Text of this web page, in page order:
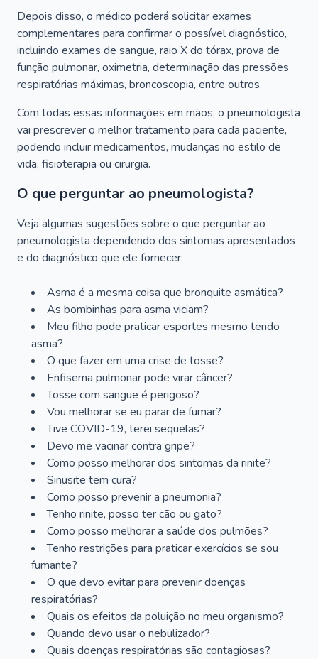
Depois disso, o médico poderá solicitar exames
complementares para confirmar o possível diagnóstico,
incluindo exames de sangue, raio X do tórax, prova de
função pulmonar, oximetria, determinação das pressões
respiratórias máximas, broncoscopia, entre outros.
Com todas essas informações em mãos, o pneumologista
vai prescrever o melhor tratamento para cada paciente,
podendo incluir medicamentos, mudanças no estilo de
vida, fisioterapia ou cirurgia.
O que perguntar ao pneumologista?
Veja algumas sugestões sobre o que perguntar ao
pneumologista dependendo dos sintomas apresentados
e do diagnóstico que ele fornecer:
Asma é a mesma coisa que bronquite asmática?
As bombinhas para asma viciam?
Meu filho pode praticar esportes mesmo tendo
asma?
O que fazer em uma crise de tosse?
Enfisema pulmonar pode virar câncer?
Tosse com sangue é perigoso?
Vou melhorar se eu parar de fumar?
Tive COVID-19, terei sequelas?
Devo me vacinar contra gripe?
Como posso melhorar dos sintomas da rinite?
Sinusite tem cura?
Como posso prevenir a pneumonia?
Tenho rinite, posso ter cão ou gato?
Como posso melhorar a saúde dos pulmões?
Tenho restrições para praticar exercícios se sou
fumante?
O que devo evitar para prevenir doenças
respiratórias?
Quais os efeitos da poluição no meu organismo?
Quando devo usar o nebulizador?
Quais doenças respiratórias são contagiosas?